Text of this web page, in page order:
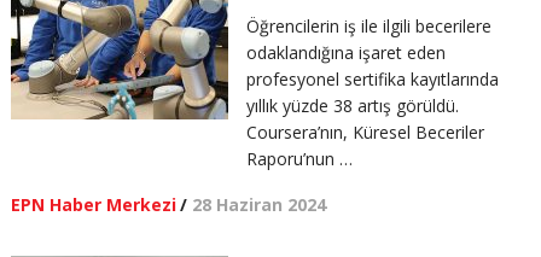
Öğrencilerin iş ile ilgili becerilere
odaklandığına işaret eden
profesyonel sertifika kayıtlarında
yıllık yüzde 38 artış görüldü.
Coursera’nın, Küresel Beceriler
Raporu’nun …
EPN Haber Merkezi/ 28 Haziran 2024